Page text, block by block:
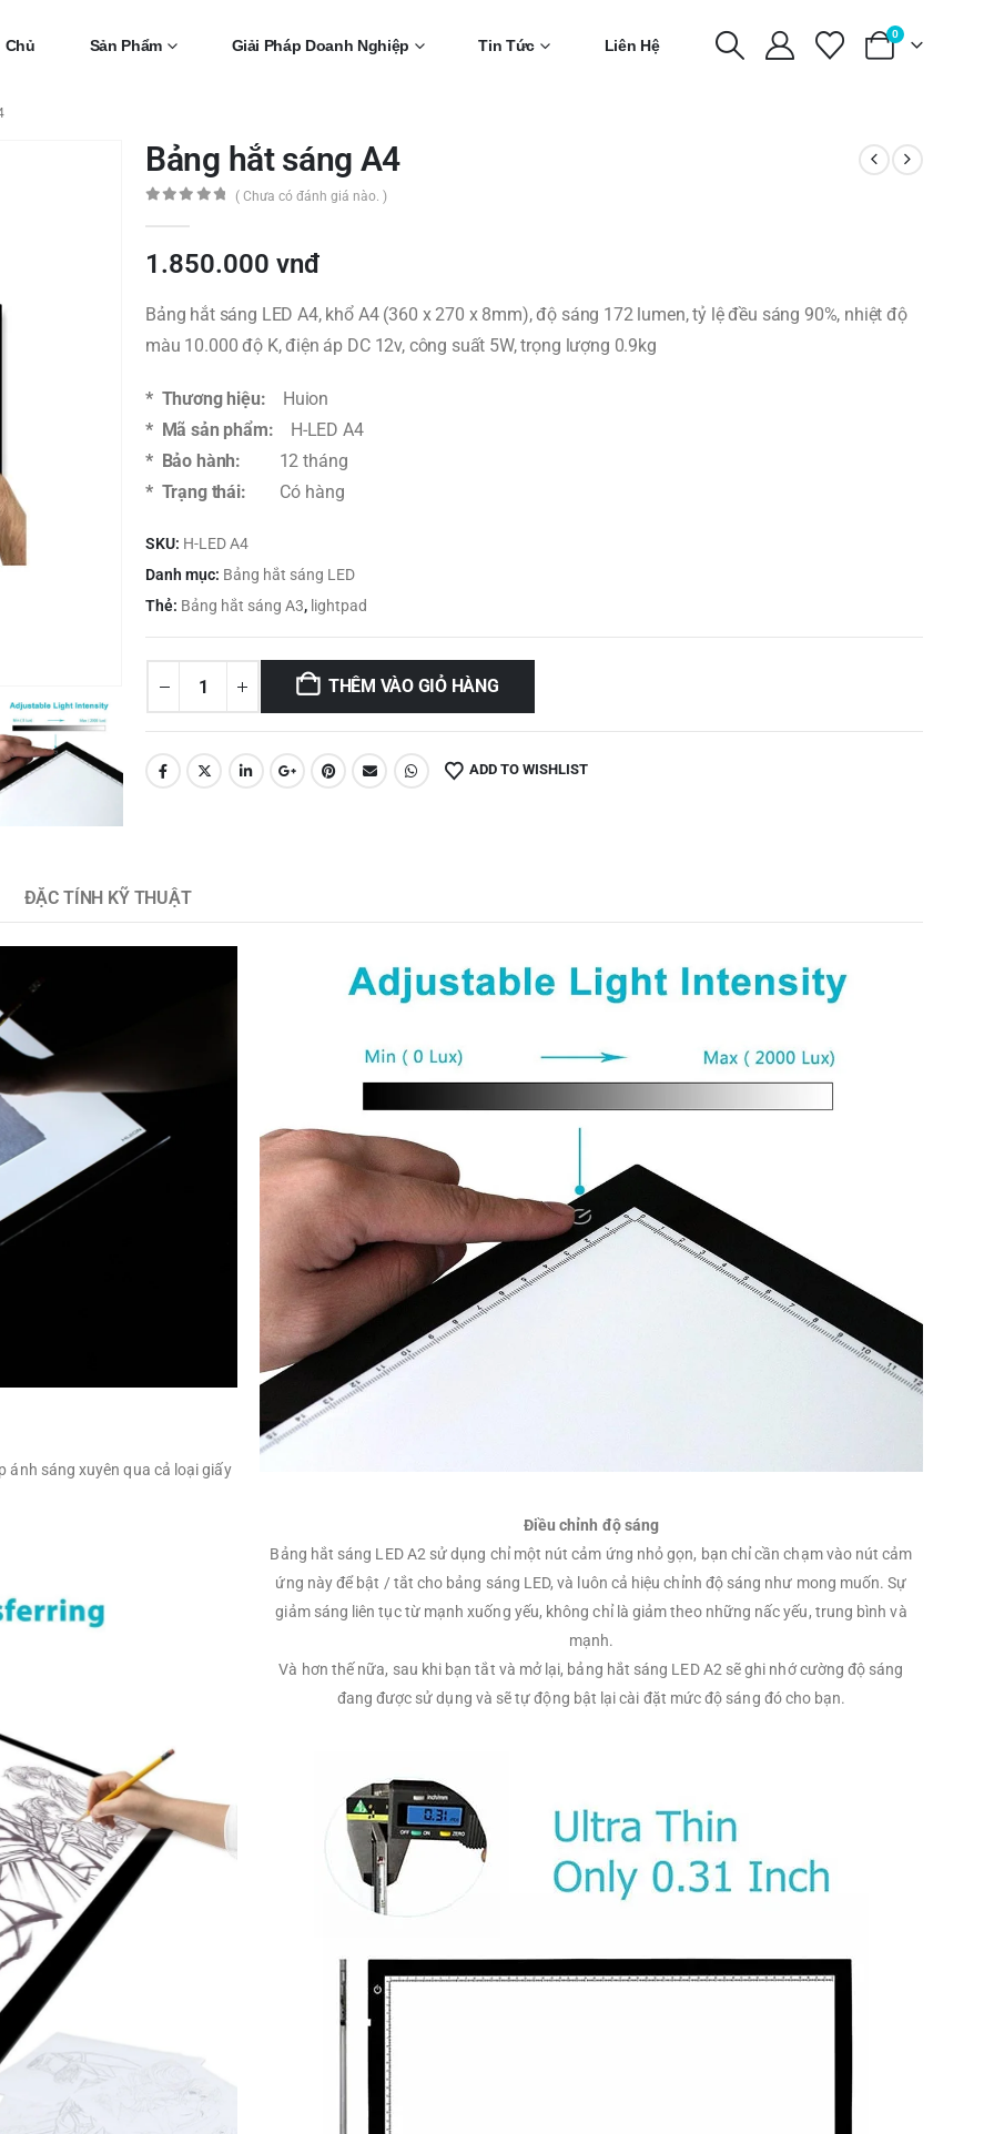
Chủ Sản Phẩm Giải Pháp Doanh Nghiệp Tin Tức Liên Hệ
0
Bảng hắt sáng A4
( Chưa có đánh giá nào. )
1.850.000 vnđ
Bảng hắt sáng LED A4, khổ A4 (360 x 270 x 8mm), độ sáng 172 lumen, tỷ lệ đều sáng 90%, nhiệt độ
màu 10.000 độ K, điện áp DC 12v, công suất 5W, trọng lượng 0.9kg
* Thương hiệu:
Huion
* Mã sản phẩm:
H-LED A4
* Bảo hành: 12 tháng
* Trạng thái:
Có hàng
SKU: H-LED A4
Danh mục: Bảng hắt sáng LED
Thẻ: Bảng hắt sáng A3, lightpad
THÊM VÀO GIỎ HÀNG
ADD TO WISHLIST
ĐẶC TÍNH KỸ THUẬT
ánh sáng xuyên qua cả loại giấy
Điều chỉnh độ sáng
Bảng hắt sáng LED A2 sử dụng chỉ một nút cảm ứng nhỏ gọn, bạn chỉ cần chạm vào nút cảm
ứng này để bật / tắt cho bảng sáng LED, và luôn cả hiệu chỉnh độ sáng như mong muốn. Sự
giảm sáng liên tục từ mạnh xuống yếu, không chỉ là giảm theo những nấc yếu, trung bình và
mạnh.
Và hơn thế nữa, sau khi bạn tắt và mở lại, bảng hắt sáng LED A2 sẽ ghi nhớ cường độ sáng
đang được sử dụng và sẽ tự động bật lại cài đặt mức độ sáng đó cho bạn.